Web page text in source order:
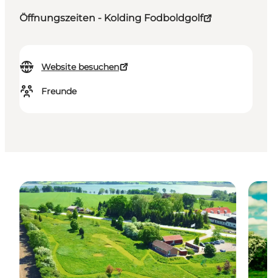
Öffnungszeiten - Kolding Fodboldgolf
Website besuchen
Freunde